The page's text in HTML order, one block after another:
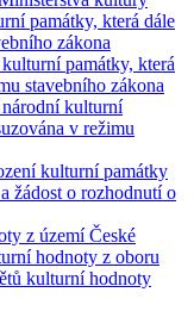
památky, která dále
zákona
památky, která
stavebního zákona
kulturní
v režimu
kulturní památky
žádost o rozhodnutí o
z území České
hodnoty z oboru
kulturní hodnoty